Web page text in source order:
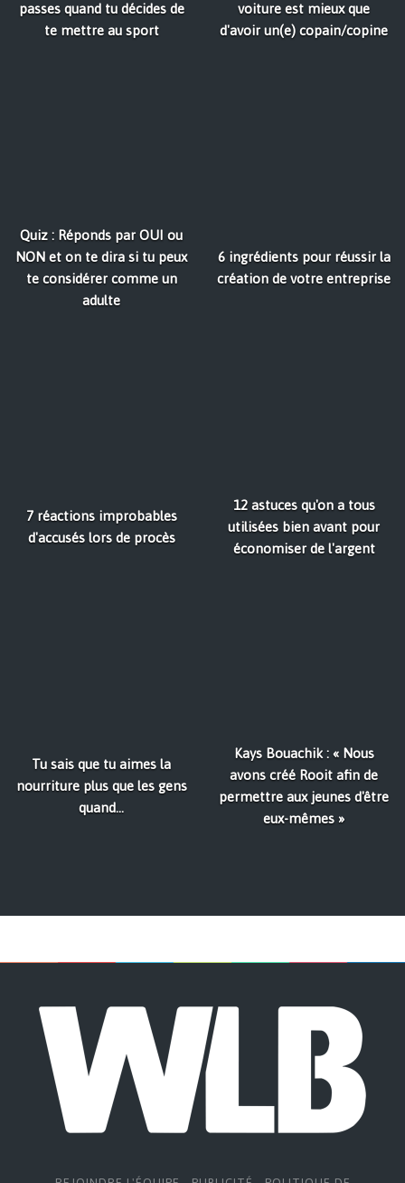
passes quand tu décides de
te mettre au sport
voiture est mieux que
d'avoir un(e) copain/copine
Quiz : Réponds par OUI ou
NON et on te dira si tu peux
te considérer comme un
adulte
6 ingrédients pour réussir la
création de votre entreprise
7 réactions improbables
d'accusés lors de procès
12 astuces qu'on a tous
utilisées bien avant pour
économiser de l'argent
Tu sais que tu aimes la
nourriture plus que les gens
quand...
Kays Bouachik : « Nous
avons créé Rooit afin de
permettre aux jeunes d'être
eux-mêmes »